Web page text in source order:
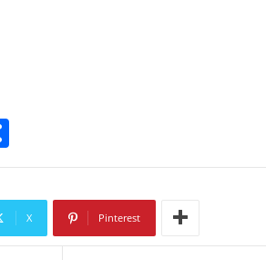
有
X Pinterest